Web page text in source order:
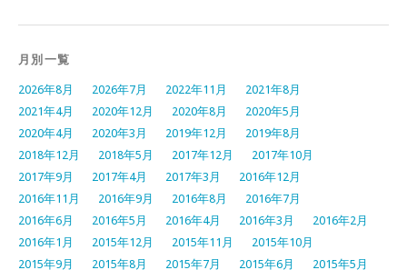
月別一覧
2026年8月 2026年7月 2022年11月
2021年8月
2021年4月
2020年12月 2020年8月
2020年5月
2020年4月
2020年3月 2019年12月
2019年8月
2018年12月
2018年5月 2017年12月
2017年10月
2017年9月
2017年4月 2017年3月
2016年12月
2016年11月
2016年9月 2016年8月
2016年7月
2016年6月
2016年5月 2016年4月 2016年3月
2016年2月
2016年1月
2015年12月 2015年11月
2015年10月
2015年9月
2015年8月 2015年7月 2015年6月
2015年5月